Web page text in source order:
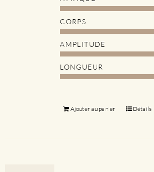
CORPS
AMPLITUDE
LONGUEUR
Ajouter au panier Détails